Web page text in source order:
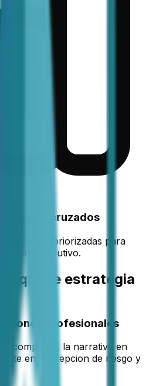
equipos cruzados
en tareas priorizadas para
ejecutivo.
requiere estrategia
profesionales
complejas, la narrativa en
en percepcion de riesgo y